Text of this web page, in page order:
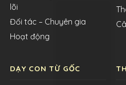
lõi
Đối tác – Chuyên gia
Hoạt động
DẠY CON TỪ GỐC